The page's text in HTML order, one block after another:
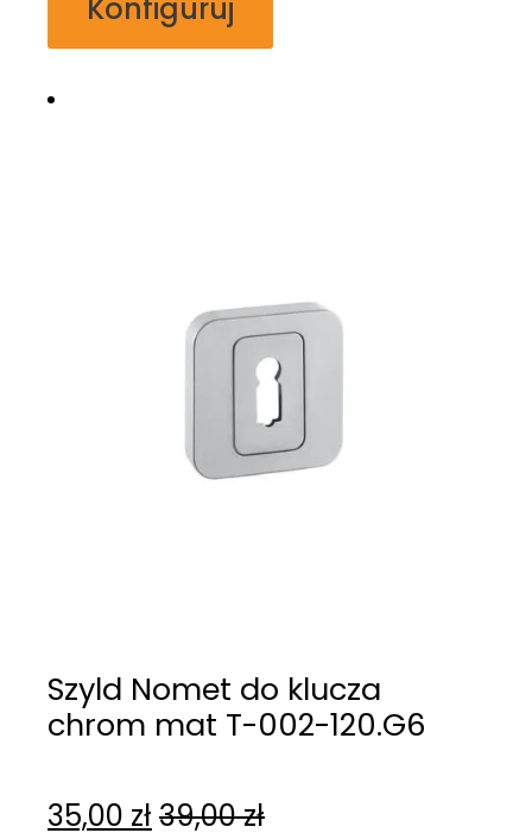
Konfiguruj
Szyld Nomet do klucza
chrom mat T-002-120.G6
35,00 zł 39,00zł